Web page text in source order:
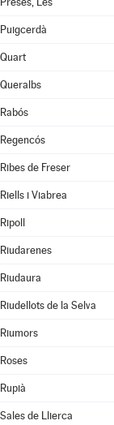
Puigcerdà
Quart
Queralbs
Rabós
Regencós
Ribes de Freser
Riells i Viabrea
Ripoll
Riudarenes
Riudaura
Riudellots de la Selva
Riumors
Roses
Rupià
Sales de Llierca